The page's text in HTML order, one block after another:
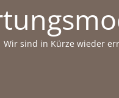
Wir sind in Kürze wieder